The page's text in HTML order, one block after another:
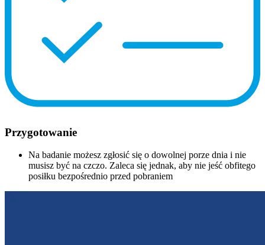
Przygotowanie
Na badanie możesz zgłosić się o dowolnej porze dnia i nie
musisz być na czczo. Zaleca się jednak, aby nie jeść obfitego
posiłku bezpośrednio przed pobraniem